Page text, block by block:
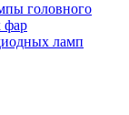
головного
фар
ламп